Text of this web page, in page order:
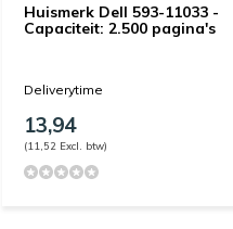
Huismerk Dell 593-11033 -
Capaciteit: 2.500 pagina's
Deliverytime
13,94
(11,52 Excl. btw)